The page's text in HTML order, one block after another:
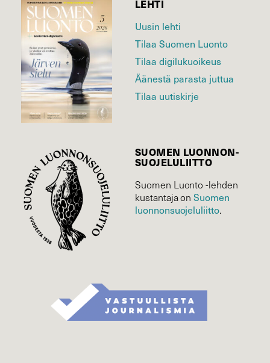
LEHTI
Uusin lehti
Tilaa Suomen Luonto
Tilaa digilukuoikeus
Äänestä parasta juttua
Tilaa uutiskirje
SUOMEN LUONNON­
SUOJELU­LIITTO
Suomen Luonto -lehden
kustantaja onSuomen
luonnonsuojelu­liitto.